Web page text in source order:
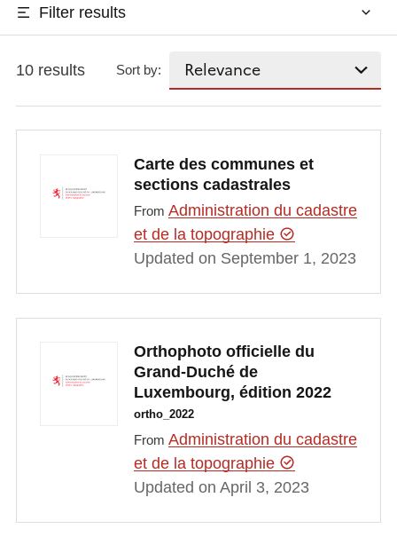
Filter results
10 results Sort by:
Carte des communes et
sections cadastrales
From Administration du cadastre
et de la topographie
Updated on September 1, 2023
Orthophoto officielle du
Grand-Duché de
Luxembourg, édition 2022
ortho_2022
From Administration du cadastre
et de la topographie
Updated on April 3, 2023